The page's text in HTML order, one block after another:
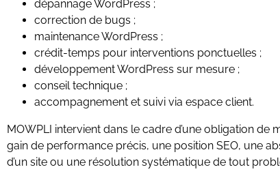
dépannage WordPress ;
correction de bugs ;
maintenance WordPress ;
crédit-temps pour interventions ponctuelles ;
développement WordPress sur mesure ;
conseil technique ;
accompagnement et suivi via espace client.
MOWPLI intervient dans le cadre d’une obligation
gain de performance précis, une position SEO, une
d’un site ou une résolution systématique de tout